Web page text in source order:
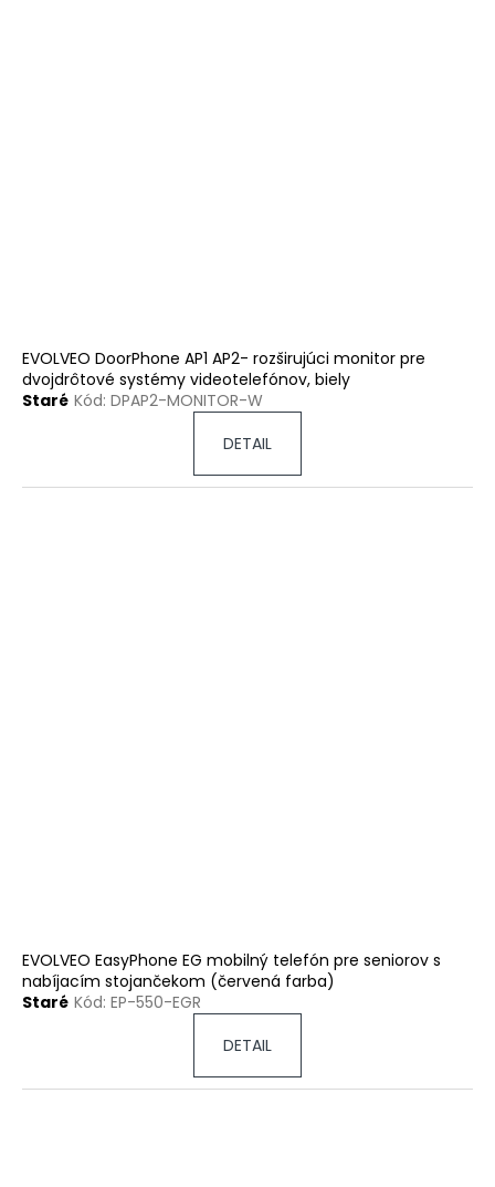
EVOLVEO DoorPhone AP1 AP2- rozširujúci monitor pre
dvojdrôtové systémy videotelefónov, biely
Staré Kód: DPAP2-MONITOR-W
DETAIL
EVOLVEO EasyPhone EG mobilný telefón pre seniorov s
nabíjacím stojančekom (červená farba)
Staré Kód: EP-550-EGR
DETAIL